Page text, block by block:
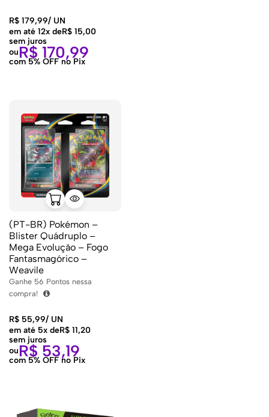
R$ 179,99/ UN
em até 12x deR$ 15,00
sem juros
ouR$ 170,99
com 5% OFF no Pix
(PT-BR) Pokémon –
Blister Quádruplo –
Mega Evolução – Fogo
Fantasmagórico –
Weavile
Ganhe 56 Pontos nessa
compra!
R$ 55,99/ UN
em até 5x deR$ 11,20
sem juros
ouR$ 53,19
com 5% OFF no Pix